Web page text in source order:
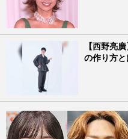
【西野亮
の作り方と